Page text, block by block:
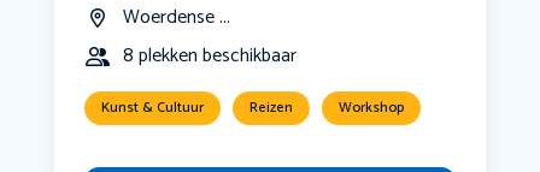
Woerdense ...
8 plekken beschikbaar
Kunst & Cultuur Reizen Workshop